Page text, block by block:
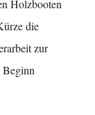
Holzbooten
die
zur
Beginn